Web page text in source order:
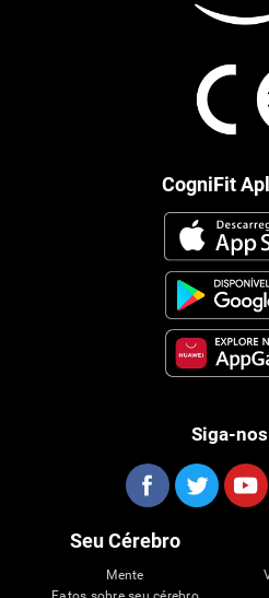
CogniFit
Siga-
Seu Cérebro
Mente